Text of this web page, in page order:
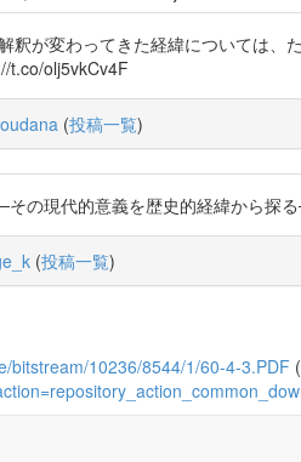
釈が変わってきた経緯については、
t.co/olj5vkCv4F
(投稿一覧)
の現代的意義を歴史的経緯から探
(投稿一覧)
bitstream/10236/8544/1/60-4-3.PDF